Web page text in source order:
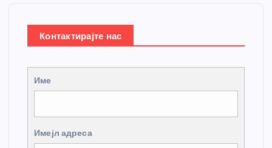
Контактирајте нас
Име
Имејл адреса